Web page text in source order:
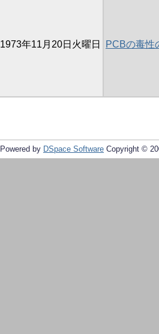
1973年11月20日火曜日 PCBの毒性
Powered by DSpace Software Copyright ©